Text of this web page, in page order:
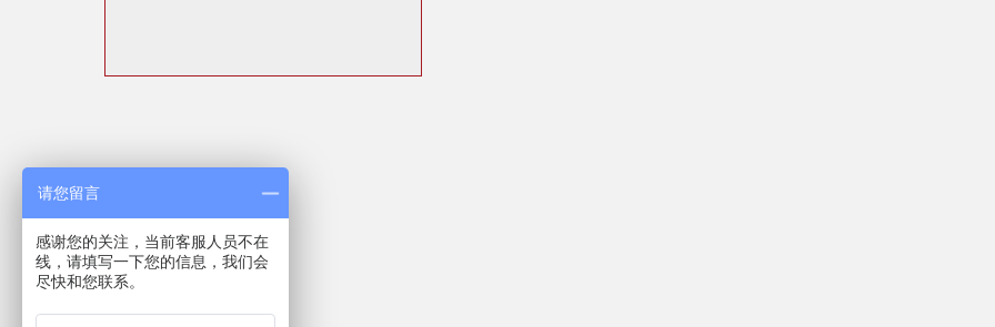
请您留言
感谢您的关注，当前客服人员不在
线，请填写一下您的信息，我们会
尽快和您联系。